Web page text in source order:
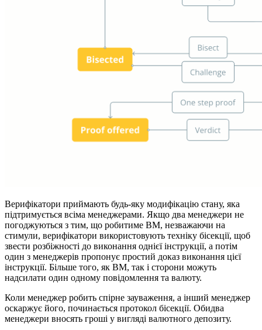
Верифікатори приймають будь-яку модифікацію стану, яка
підтримується всіма менеджерами. Якщо два менеджери не
погоджуються з тим, що робитиме ВМ, незважаючи на
стимули, верифікатори використовують техніку бісекції, щоб
звести розбіжності до виконання однієї інструкції, а потім
один з менеджерів пропонує простий доказ виконання цієї
інструкції. Більше того, як ВМ, так і сторони можуть
надсилати один одному повідомлення та валюту.
Коли менеджер робить спірне зауваження, а інший менеджер
оскаржує його, починається протокол бісекції. Обидва
менеджери вносять гроші у вигляді валютного депозиту.